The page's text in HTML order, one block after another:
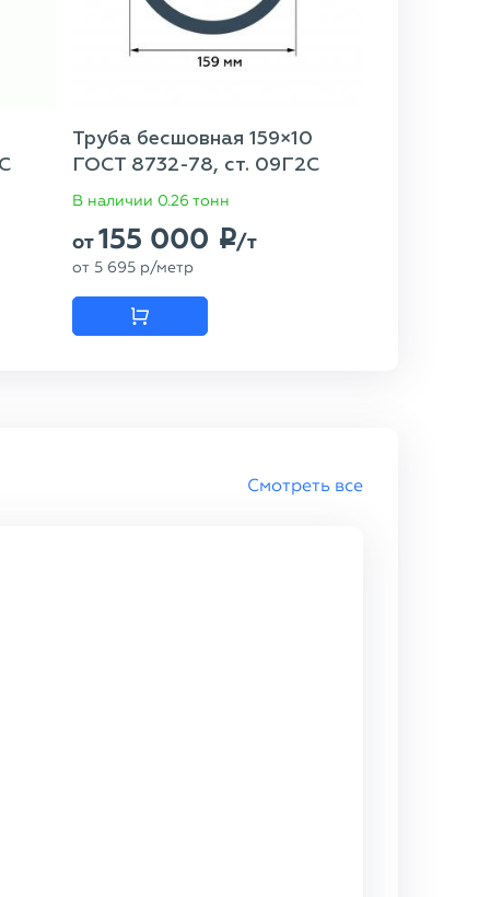
Труба бесшовная 159×10
ГОСТ 8732-78, ст. 09Г2С
В наличии 0.26 тонн
от155 000 p/т
от 5 695 p/метр
Смотреть все